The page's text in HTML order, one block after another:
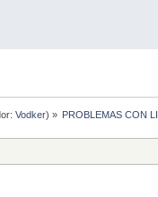
Vodker) » PROBLEMAS CON